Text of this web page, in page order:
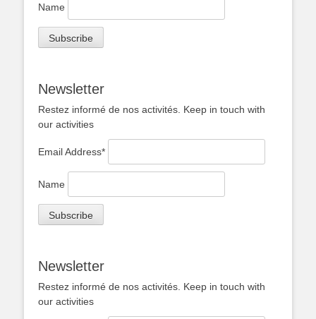
Name
Newsletter
Restez informé de nos activités. Keep in touch with
our activities
Email Address*
Name
Newsletter
Restez informé de nos activités. Keep in touch with
our activities